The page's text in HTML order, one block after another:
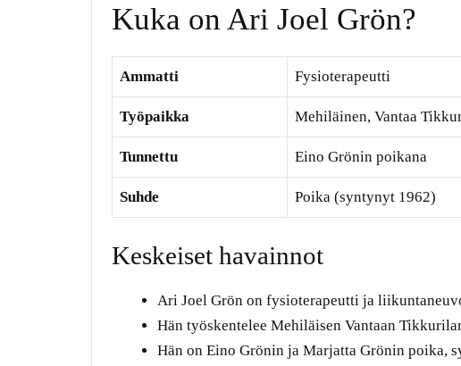
Kuka on Ari Joel Grön?
Ammatti Fysioterapeutti
Työpaikka Mehiläinen, Vantaa
Tunnettu Eino Grönin poikana
Suhde Poika (syntynyt 1962)
Keskeiset havainnot
Ari Joel Grön on fysioterapeutti ja
Hän työskentelee Mehiläisen Vantaan
Hän on Eino Grönin ja Marjatta Grönin poika,